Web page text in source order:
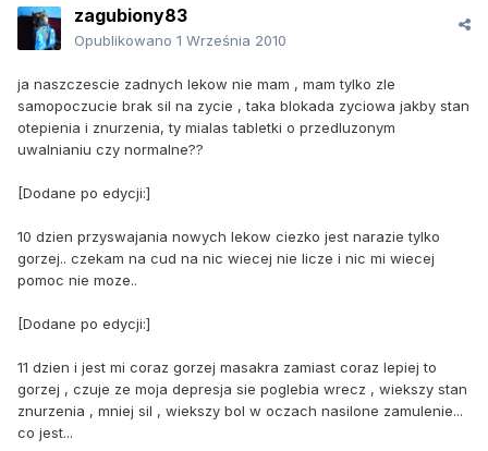
zagubiony83
Opublikowano 1 Września 2010
ja naszczescie zadnych lekow nie mam , mam tylko zle
samopoczucie brak sil na zycie , taka blokada zyciowa jakby stan
otepienia i znurzenia, ty mialas tabletki o przedluzonym
uwalnianiu czy normalne??
[Dodane po edycji:]
10 dzien przyswajania nowych lekow ciezko jest narazie tylko
gorzej.. czekam na cud na nic wiecej nie licze i nic mi wiecej
pomoc nie moze..
[Dodane po edycji:]
11 dzien i jest mi coraz gorzej masakra zamiast coraz lepiej to
gorzej , czuje ze moja depresja sie poglebia wrecz , wiekszy stan
znurzenia , mniej sil , wiekszy bol w oczach nasilone zamulenie...
co jest...